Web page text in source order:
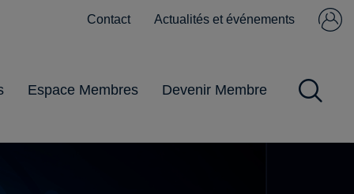
Contact Actualités et événements
Espace Membres
Obligations
Pratiques
Impôts et Taxes
Gestion du
Pandémie
Devenir Membre